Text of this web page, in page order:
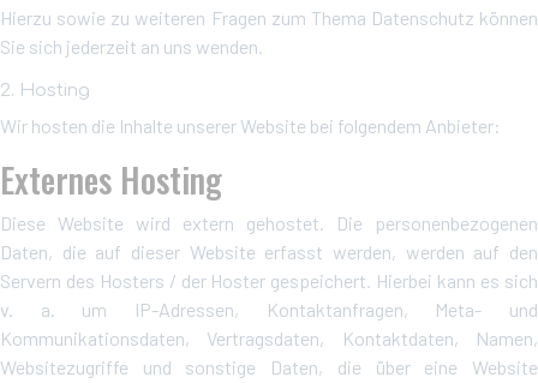
Hierzu sowie zu weiteren Fragen zum Thema Datenschutz können
Sie sich jederzeit an uns wenden.
2. Hosting
Wir hosten die Inhalte unserer Website bei folgendem Anbieter:
Externes Hosting
Diese Website wird extern gehostet. Die personenbezogenen
Daten, die auf dieser Website erfasst werden, werden auf den
Servern des Hosters / der Hoster gespeichert. Hierbei kann es sich
v. a. um IP-Adressen, Kontaktanfragen, Meta- und
Kommunikationsdaten, Vertragsdaten, Kontaktdaten, Namen,
Websitezugriffe und sonstige Daten, die über eine Website